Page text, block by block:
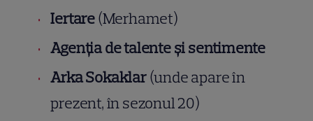
Iertare(Merhamet)
Agenția de talente și sentimente
Arka Sokaklar(unde apare în
prezent, în sezonul 20)